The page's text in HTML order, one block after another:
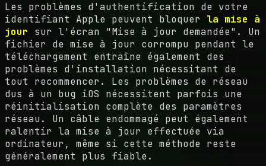
Les problèmes d'authentification de votre
identifiant Apple peuvent bloquer la mise à
jour sur l'écran "Mise à jour demandée". Un
fichier de mise à jour corrompu pendant le
téléchargement entraîne également des
problèmes d'installation nécessitant de
tout recommencer. Les problèmes de réseau
dus à un bug iOS nécessitent parfois une
réinitialisation complète des paramètres
réseau. Un câble endommagé peut également
ralentir la mise à jour effectuée via
ordinateur, même si cette méthode reste
généralement plus fiable.